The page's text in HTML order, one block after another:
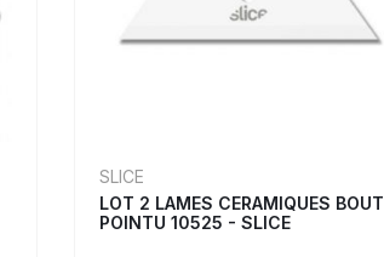
SLICE
LOT 2 LAMES CERAMIQUES BOUT
POINTU 10525 - SLICE